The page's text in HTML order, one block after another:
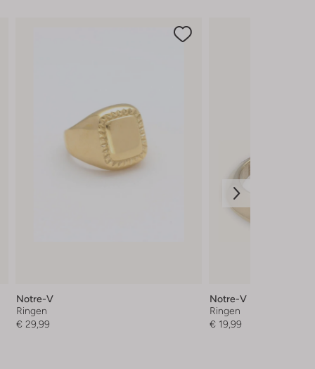
Notre-V
Ringen
€ 29,99
Notre-V
Ringen
€ 19,99